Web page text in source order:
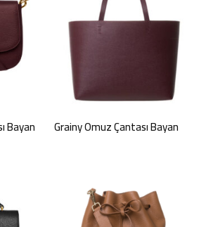
Bayan Grainy Omuz Çantası Bayan